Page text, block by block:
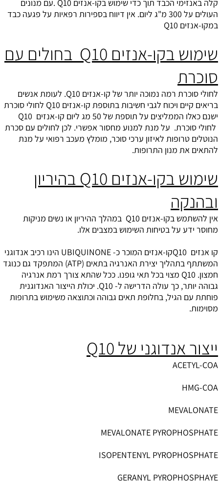
קלה באנזימי הכבד תוך כדי שימוש בקו-אנזים Q10 .עם מנונים
העולים על 300 מ"ג ליום. אין דיווח בספירות רפאיות על פגעה כבד
במקו-אנזים Q10
שימוש בקו-אנזים Q10 בחולים עם
סוכרת
לחולי סוכרת
רמה נמוכה יותר של קו-אנזים Q10. לעומת אנשים
בריאים קיים ויכוח לגבי חשיבות בתוספת קו-אנזים Q10 לחולי סוכרת
ישנם כאלו הממליצים על תוספת של 50 מג ליום קו-אנזים Q10
לחולי סוכרת. על מנת למנוע מחסור אפשרי. לכן לחולים עם סכרת
הנוטלים טרופות לאיזון ערכי סוכר, מומלץ מעכב רפואי על מנת
להתאים את מנון התרופות.
שימוש בקו-אנזים Q10 בהיריון
ובהנקה
אין להשתמש בקו-אנזים Q10 במהלך ההיריון או נשים מניקות
מחוסר ידע על בטיחות השימוש במצבים אלו.
קו אנזים Q10קו-אנזים המוכר כ- UBIQUINONE הינו רכיב אנדוגני
המשתתף בתהליך יצירת האנרגיה בתאים (ATP) המתפקד גם כנוגד
חמצון. Q10 מצוי בכל תאי גופנו. ככל שהתא צורך רמת אנרגיה
גבוהה יותר, כך עולה הדרישה ל- Q10. יכולת הייצור האנדוגנית
פוחתת עם הגיל, בחלופת תאים גבוהה וכתוצאה משימוש בתרופות
מסוימות.
ייצור אנדוגני של Q10
ACETYL-COA
HMG-COA
MEVALONATE
MEVALONATE PYROPHOSPHATE
ISOPENTENYL PYROPHOSPHATE
GERANYL PYROPHOSPHAYE